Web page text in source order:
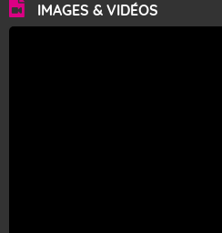
IMAGES & VIDÉOS